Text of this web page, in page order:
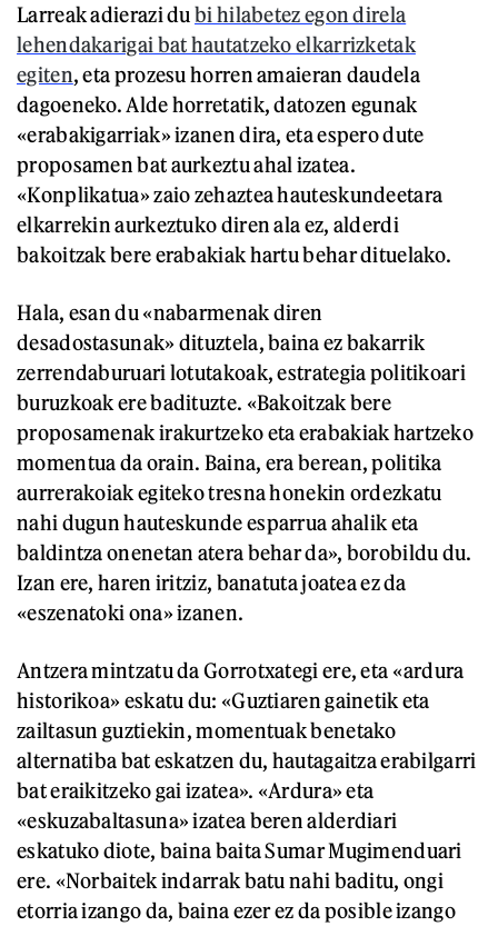
Larreak adierazi dubi hilabetez egon direla
lehendakarigai bat hautatzeko elkarrizketak
egiten, eta prozesu horren amaieran daudela
dagoeneko. Alde horretatik, datozen egunak
«erabakigarriak» izanen dira, eta espero dute
proposamen bat aurkeztu ahal izatea.
«Konplikatua» zaio zehaztea hauteskundeetara
elkarrekin aurkeztuko diren ala ez, alderdi
bakoitzak bere erabakiak hartu behar dituelako.
Hala, esan du «nabarmenak diren
desadostasunak» dituztela, baina ez bakarrik
zerrendaburuari lotutakoak, estrategia politikoari
buruzkoak ere badituzte. «Bakoitzak bere
proposamenak irakurtzeko eta erabakiak hartzeko
momentua da orain. Baina, era berean, politika
aurrerakoiak egiteko tresna honekin ordezkatu
nahi dugun hauteskunde esparrua ahalik eta
baldintza onenetan atera behar da», borobildu du.
Izan ere, haren iritziz, banatuta joatea ez da
«eszenatoki ona» izanen.
Antzera mintzatu da Gorrotxategi ere, eta «ardura
historikoa» eskatu du: «Guztiaren gainetik eta
zailtasun guztiekin, momentuak benetako
alternatiba bat eskatzen du, hautagaitza erabilgarri
bat eraikitzeko gai izatea». «Ardura» eta
«eskuzabaltasuna» izatea beren alderdiari
eskatuko diote, baina baita Sumar Mugimenduari
ere. «Norbaitek indarrak batu nahi baditu, ongi
etorria izango da, baina ezer ez da posible izango